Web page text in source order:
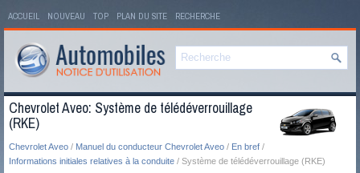
ACCUEIL NOUVEAU TOP PLAN DU SITE RECHERCHE
Chevrolet Aveo: Système de télédéverrouillage
(RKE)
Chevrolet Aveo / Manuel du conducteur Chevrolet Aveo / En bref /
Informations initiales relatives à la conduite / Système de télédéverrouillage (RKE)